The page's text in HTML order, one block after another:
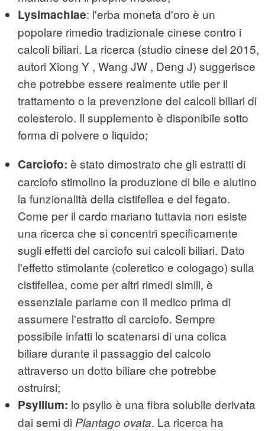
Lysimachiae: l'erba moneta d'oro è un
popolare rimedio tradizionale cinese contro i
calcoli biliari. La ricerca (studio cinese del 2015,
autori Xiong Y , Wang JW , Deng J) suggerisce
che potrebbe essere realmente utile per il
trattamento o la prevenzione dei calcoli biliari di
colesterolo. Il supplemento è disponibile sotto
forma di polvere o liquido;
Carciofo: è stato dimostrato che gli estratti di
carciofo stimolino la produzione di bile e aiutino
la funzionalità della cistifellea e del fegato.
Come per il cardo mariano tuttavia non esiste
una ricerca che si concentri specificamente
sugli effetti del carciofo sui calcoli biliari. Dato
l'effetto stimolante (coleretico e cologago) sulla
cistifellea, come per altri rimedi simili, è
essenziale parlarne con il medico prima di
assumere l'estratto di carciofo. Sempre
possibile infatti lo scatenarsi di una colica
biliare durante il passaggio del calcolo
attraverso un dotto biliare che potrebbe
ostruirsi;
Psyllium: lo psyllo è una fibra solubile derivata
dai semi di Plantago ovata. La ricerca ha